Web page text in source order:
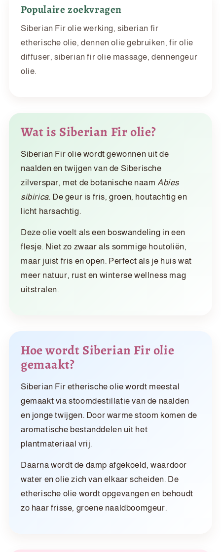
Populaire zoekvragen
Siberian Fir olie werking, siberian fir
etherische olie, dennen olie gebruiken, fir olie
diffuser, siberian fir olie massage, dennengeur
olie.
Wat is Siberian Fir olie?
Siberian Fir olie wordt gewonnen uit de
naalden en twijgen van de Siberische
zilverspar, met de botanische naamAbies
sibirica. De geur is fris, groen, houtachtig en
licht harsachtig.
Deze olie voelt als een boswandeling in een
flesje. Niet zo zwaar als sommige houtoliën,
maar juist fris en open. Perfect als je huis wat
meer natuur, rust en winterse wellness mag
uitstralen.
Hoe wordt Siberian Fir olie
gemaakt?
Siberian Fir etherische olie wordt meestal
gemaakt via stoomdestillatie van de naalden
en jonge twijgen. Door warme stoom komen de
aromatische bestanddelen uit het
plantmateriaal vrij.
Daarna wordt de damp afgekoeld, waardoor
water en olie zich van elkaar scheiden. De
etherische olie wordt opgevangen en behoudt
zo haar frisse, groene naaldboomgeur.